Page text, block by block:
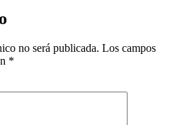
no será publicada. Los campos
*